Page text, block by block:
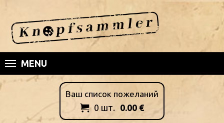
MENU
Ваш список пожеланий
 0 шт. 0.00 €